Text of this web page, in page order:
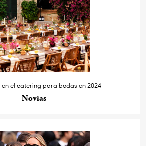
en el catering para bodas en 2024
Novias